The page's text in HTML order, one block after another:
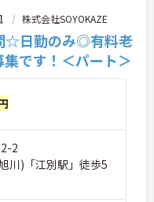
株式会社SOYOKAZE
☆日勤のみ◎有料老
です！＜パート＞
2
川)「江別駅」徒歩5